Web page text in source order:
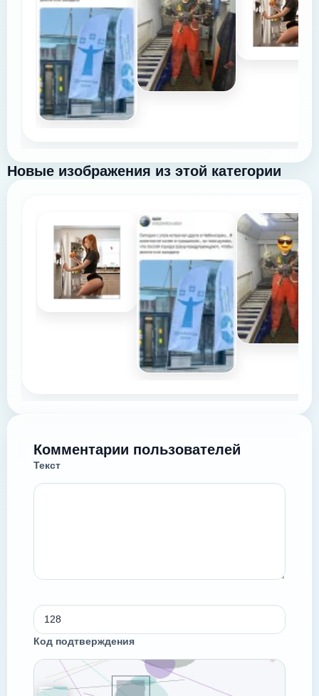
Новые изображения из этой категории
Комментарии пользователей
Текст
Код подтверждения